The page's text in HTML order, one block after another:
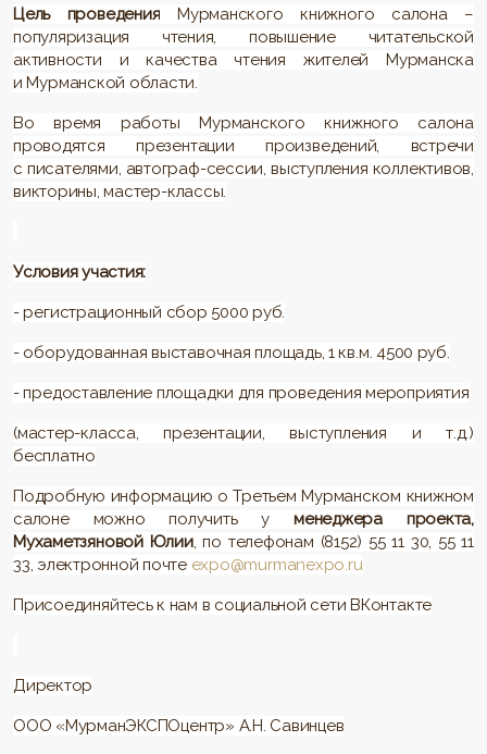
Цель проведения Мурманского книжного салона –
популяризация чтения, повышение читательской
активности и качества чтения жителей Мурманска
и Мурманской области.
Во время работы Мурманского книжного салона
проводятся презентации произведений, встречи
с писателями, автограф-сессии, выступления коллективов,
викторины, мастер-классы.
Условия участия:
- регистрационный сбор 5000 руб.
- оборудованная выставочная площадь, 1 кв.м. 4500 руб.
- предоставление площадки для проведения мероприятия
(мастер-класса, презентации, выступления и т.д.)
бесплатно
Подробную информацию о Третьем Мурманском книжном
салоне можно получить у менеджера проекта,
Мухаметзяновой Юлии, по телефонам (8152) 55 11 30, 55 11
33, электронной почте expo@murmanexpo.ru
Присоединяйтесь к нам в социальной сети ВКонтакте
Директор
ООО «МурманЭКСПОцентр» А.Н. Савинцев